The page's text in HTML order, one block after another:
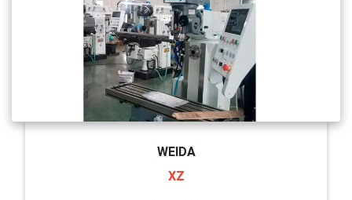
WEIDA
XZ